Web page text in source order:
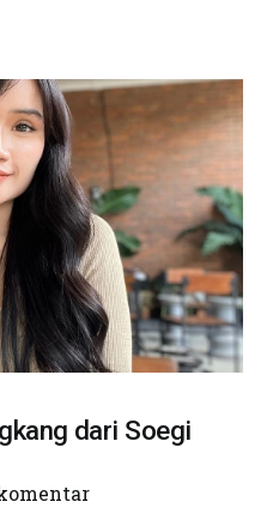
dari Soegi